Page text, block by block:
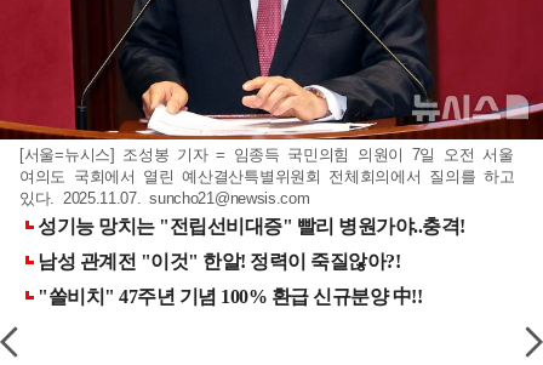
[서울=뉴시스] 조성봉 기자 = 임종득 국민의힘 의원이 7일 오전 서울
여의도 국회에서 열린 예산결산특별위원회 전체회의에서 질의를 하고
있다. 2025.11.07.suncho21@newsis.com